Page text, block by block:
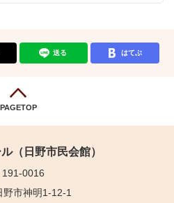
送る はてぶ
PAGETOP
（日野市民会館）
0016
野市神明1-12-1